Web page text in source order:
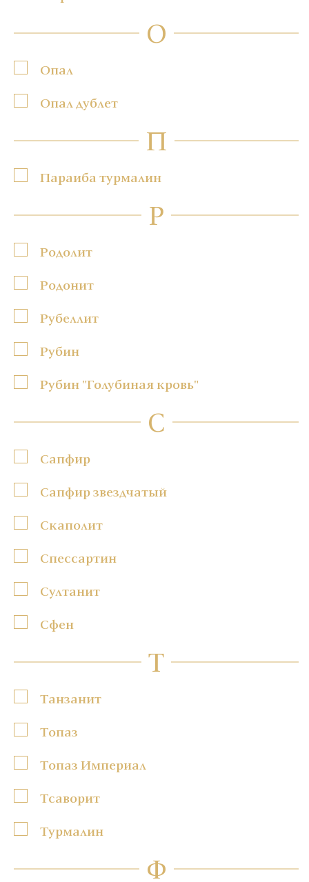
О
Опал
Опал дублет
П
Параиба турмалин
Р
Родолит
Родонит
Рубеллит
Рубин
Рубин "Голубиная кровь"
С
Сапфир
Сапфир звездчатый
Скаполит
Спессартин
Султанит
Сфен
Т
Танзанит
Топаз
Топаз Империал
Тсаворит
Турмалин
Ф